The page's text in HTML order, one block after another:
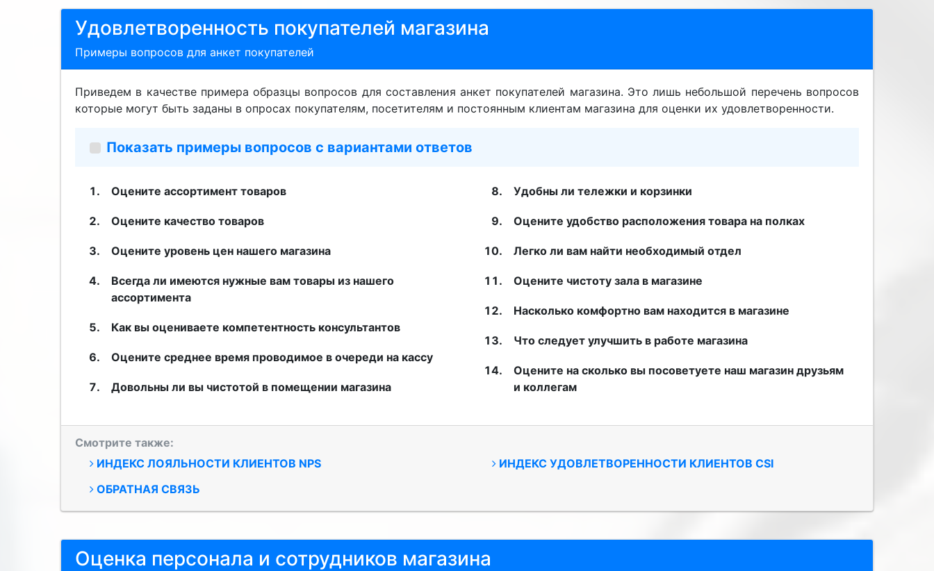
Удовлетворенность покупателей магазина
Примеры вопросов для анкет покупателей
Приведем в качестве примера образцы вопросов для составления анкет покупателей магазина. Это лишь небольшой перечень вопросов
которые могут быть заданы в опросах покупателям, посетителям и постоянным клиентам магазина для оценки их удовлетворенности.
Показать примеры вопросов с вариантами ответов
Оцените ассортимент товаров
Оцените качество товаров
Оцените уровень цен нашего магазина
Всегда ли имеются нужные вам товары из нашего
ассортимента
Как вы оцениваете компетентность консультантов
Оцените среднее время проводимое в очереди на кассу
Довольны ли вы чистотой в помещении магазина
Удобны ли тележки и корзинки
Оцените удобство расположения товара на полках
Легко ли вам найти необходимый отдел
Оцените чистоту зала в магазине
Насколько комфортно вам находится в магазине
Что следует улучшить в работе магазина
Оцените на сколько вы посоветуете наш магазин друзьям
и коллегам
Смотрите также:
ИНДЕКС ЛОЯЛЬНОСТИ КЛИЕНТОВ NPS ИНДЕКС УДОВЛЕТВОРЕННОСТИ КЛИЕНТОВ CSI
ОБРАТНАЯ СВЯЗЬ
Оценка персонала и сотрудников магазина